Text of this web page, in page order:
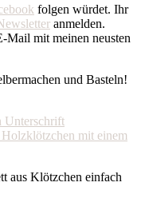
folgen würdet. Ihr
anmelden.
Mail mit meinen neusten
und Basteln!
aus Klötzchen einfach